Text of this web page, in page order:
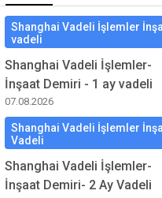
Shanghai Vadeli İşlemler
vadeli
Shanghai Vadeli İşlemler-
İnşaat Demiri - 1 ay vadeli
07.08.2026
Shanghai Vadeli İşlemler
Vadeli
Shanghai Vadeli İşlemler-
İnşaat Demiri- 2 Ay Vadeli